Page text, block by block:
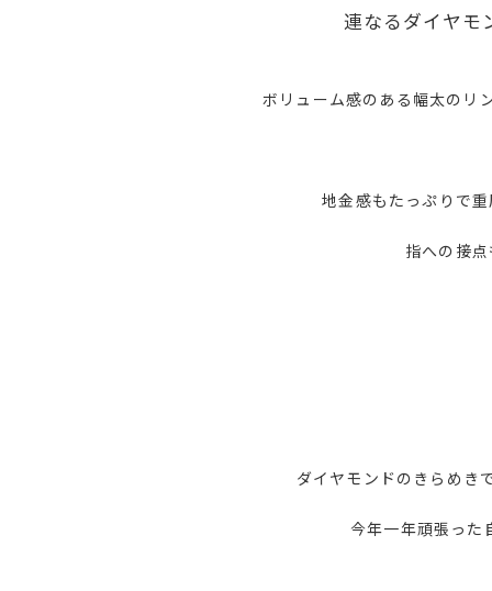
連なるダイヤモ
ボリューム感のある幅太のリ
地金感もたっぷりで
指への接
ダイヤモンドのきらめき
今年一年頑張った